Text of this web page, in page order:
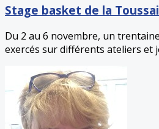
Stage basket de la
Du 2 au 6 novembre, un
exercés sur différents ateliers et